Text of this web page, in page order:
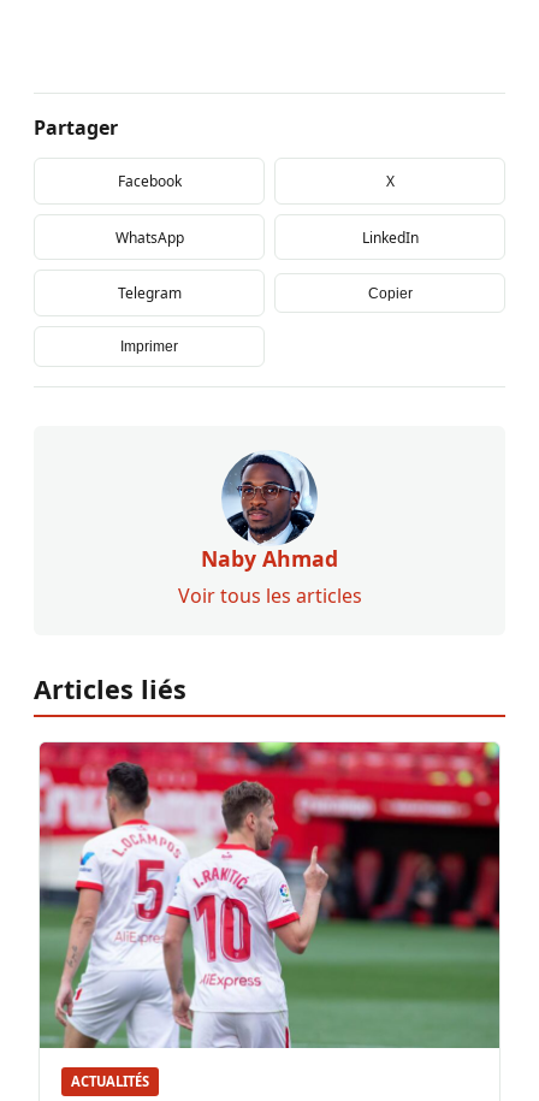
Partager
Facebook X
WhatsApp LinkedIn
Telegram Copier
Imprimer
Naby Ahmad
Voir tous les articles
Articles liés
ACTUALITÉS